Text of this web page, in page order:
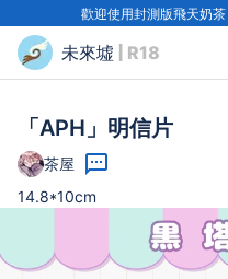
歡迎使用封測版飛天奶茶
未來墟 | R18
「APH」明信片
茶屋
14.8*10cm